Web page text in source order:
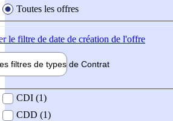
Toutes les offres
le filtre de date de création de l'offre
filtres de types de Contrat
contrat
CDI (1)
CDD (1)